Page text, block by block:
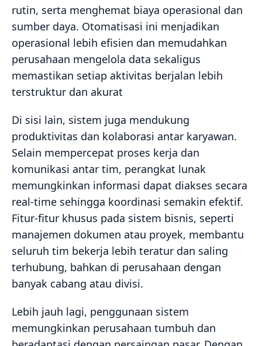
rutin, serta menghemat biaya operasional dan
sumber daya. Otomatisasi ini menjadikan
operasional lebih efisien dan memudahkan
perusahaan mengelola data sekaligus
memastikan setiap aktivitas berjalan lebih
terstruktur dan akurat
Di sisi lain, sistem juga mendukung
produktivitas dan kolaborasi antar karyawan.
Selain mempercepat proses kerja dan
komunikasi antar tim, perangkat lunak
memungkinkan informasi dapat diakses secara
real-time sehingga koordinasi semakin efektif.
Fitur-fitur khusus pada sistem bisnis, seperti
manajemen dokumen atau proyek, membantu
seluruh tim bekerja lebih teratur dan saling
terhubung, bahkan di perusahaan dengan
banyak cabang atau divisi.
Lebih jauh lagi, penggunaan sistem
memungkinkan perusahaan tumbuh dan